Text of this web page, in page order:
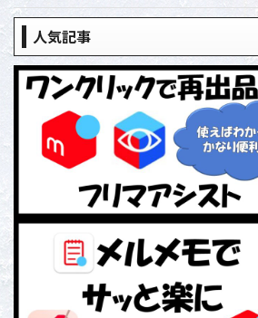
人気記事